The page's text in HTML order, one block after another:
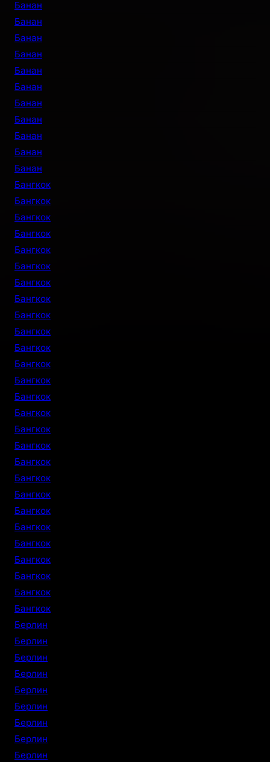
Банан
Банан
Банан
Банан
Банан
Банан
Банан
Банан
Банан
Банан
Банан
Бангкок
Бангкок
Бангкок
Бангкок
Бангкок
Бангкок
Бангкок
Бангкок
Бангкок
Бангкок
Бангкок
Бангкок
Бангкок
Бангкок
Бангкок
Бангкок
Бангкок
Бангкок
Бангкок
Бангкок
Бангкок
Бангкок
Бангкок
Бангкок
Бангкок
Бангкок
Бангкок
Берлин
Берлин
Берлин
Берлин
Берлин
Берлин
Берлин
Берлин
Берлин